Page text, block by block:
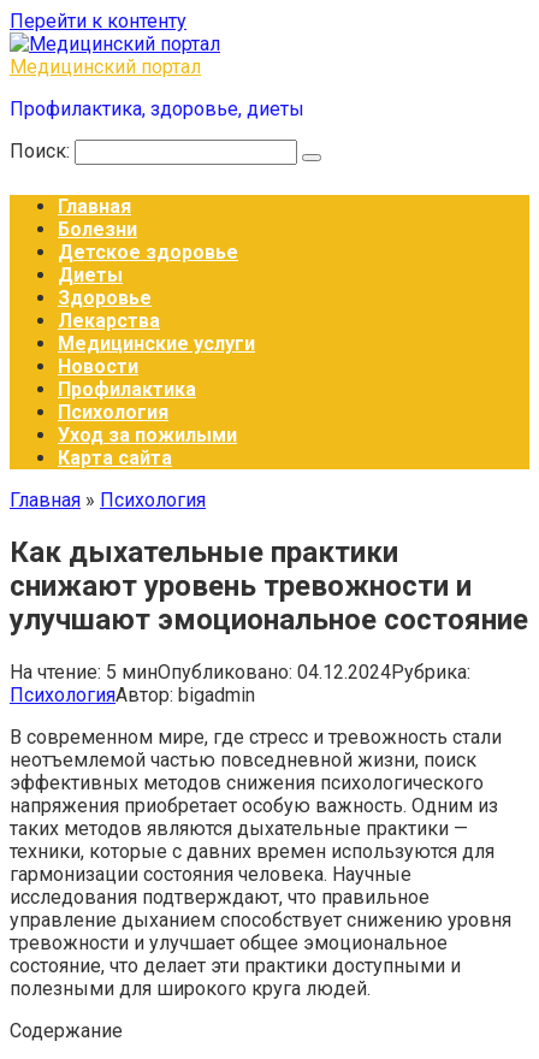
Перейти к контенту
Медицинский портал
Профилактика, здоровье, диеты
Поиск:
Главная
Болезни
Детское здоровье
Диеты
Здоровье
Лекарства
Медицинские услуги
Новости
Профилактика
Психология
Уход за пожилыми
Карта сайта
Главная » Психология
Как дыхательные практики
снижают уровень тревожности и
улучшают эмоциональное состояние
На чтение: 5 минОпубликовано: 04.12.2024Рубрика:
ПсихологияАвтор: bigadmin
В современном мире, где стресс и тревожность стали
неотъемлемой частью повседневной жизни, поиск
эффективных методов снижения психологического
напряжения приобретает особую важность. Одним из
таких методов являются дыхательные практики —
техники, которые с давних времен используются для
гармонизации состояния человека. Научные
исследования подтверждают, что правильное
управление дыханием способствует снижению уровня
тревожности и улучшает общее эмоциональное
состояние, что делает эти практики доступными и
полезными для широкого круга людей.
Содержание